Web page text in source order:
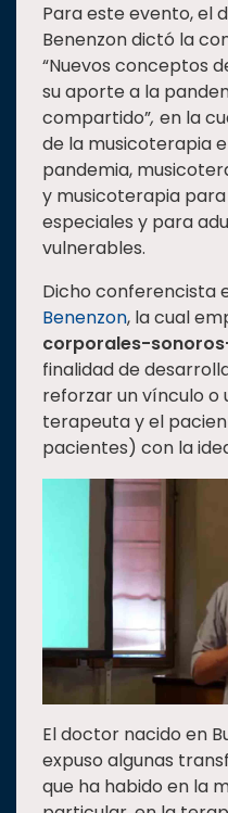
Para este evento, el
Benenzon dictó la
“Nuevos conceptos
su aporte a la
compartido”, en la
de la musicoterapia
pandemia,
y musicoterapia
especiales y para
vulnerables.
Dicho conferencista
Benenzon, la cual
corporales-
finalidad de
reforzar un vínculo o
terapeuta y el
pacientes) con la
El doctor nacido en
expuso algunas
que ha habido en la